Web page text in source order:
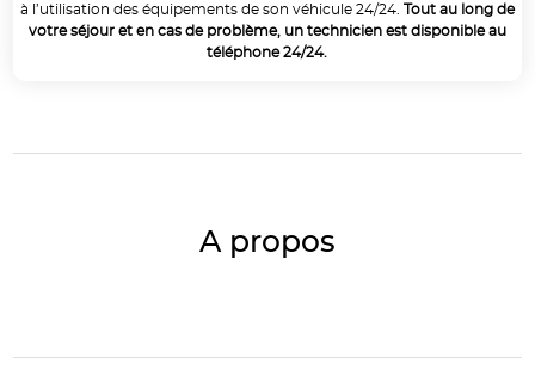
à l’utilisation des équipements de son véhicule 24/24. Tout au long de
votre séjour et en cas de problème, un technicien est disponible au
téléphone 24/24.
A propos